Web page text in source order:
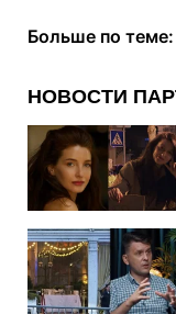
Больше по теме: